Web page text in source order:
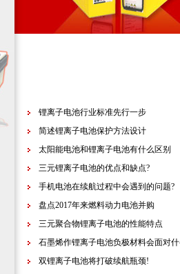
锂离子电池行业标准先行一步
简述锂离子电池保护方法设计
太阳能电池和锂离子电池有什么区别
三元锂离子电池的优点和缺点?
手机电池在续航过程中会遇到的问题?
盘点2017年来燃料动力电池并购
三元聚合物锂离子电池的性能特点
石墨烯作锂离子电池负极材料会面对
双锂离子电池将打破续航瓶颈!